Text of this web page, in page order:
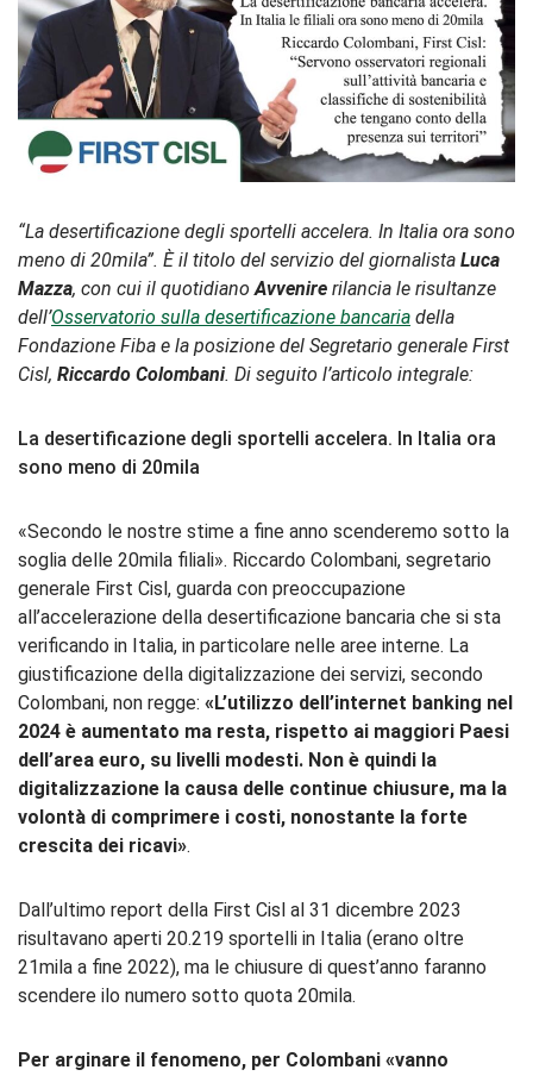
“La desertificazione degli sportelli accelera. In Italia ora sono
meno di 20mila”. È il titolo del servizio del giornalista Luca
Mazza, con cui il quotidianoAvvenire rilancia le risultanze
dell’Osservatorio sulla desertificazione bancaria della
Fondazione Fiba e la posizione del Segretario generale First
Cisl, Riccardo Colombani. Di seguito l’articolo integrale:
La desertificazione degli sportelli accelera. In Italia ora
sono meno di 20mila
«Secondo le nostre stime a fine anno scenderemo sotto la
soglia delle 20mila filiali». Riccardo Colombani, segretario
generale First Cisl, guarda con preoccupazione
all’accelerazione della desertificazione bancaria che si sta
verificando in Italia, in particolare nelle aree interne. La
giustificazione della digitalizzazione dei servizi, secondo
Colombani, non regge: «L’utilizzo dell’internet banking nel
2024 è aumentato ma resta, rispetto ai maggiori Paesi
dell’area euro, su livelli modesti. Non è quindi la
digitalizzazione la causa delle continue chiusure, ma la
volontà di comprimere i costi, nonostante la forte
crescita dei ricavi».
Dall’ultimo report della First Cisl al 31 dicembre 2023
risultavano aperti 20.219 sportelli in Italia (erano oltre
21mila a fine 2022), ma le chiusure di quest’anno faranno
scendere ilo numero sotto quota 20mila.
Per arginare il fenomeno, per Colombani «vanno